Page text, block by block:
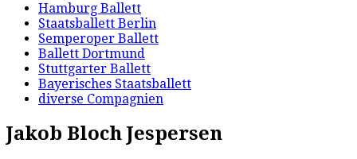
Hamburg Ballett
Staatsballett Berlin
Semperoper Ballett
Ballett Dortmund
Stuttgarter Ballett
Bayerisches Staatsballett
diverse Compagnien
Jakob Bloch Jespersen